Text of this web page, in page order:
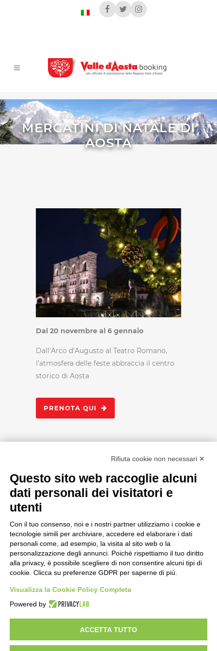
Attiva/disattiva alto contrasto
Attiva/disattiva dimensione testo
MERCATINI DI NATALE DI
AOSTA
Dal 20 novembre al 6 gennaio
Dall’Arco d’Augusto al Teatro Romano,
l’atmosfera delle feste abbraccia il centro
storico di Aosta
PRENOTA QUI
CERCA NEL SITO
Dichiarazione di accessibilità
Rifiuta cookie non necessari ✕
Questo sito web raccoglie alcuni
dati personali dei visitatori e
utenti
Con il tuo consenso, noi e i nostri partner utilizziamo i cookie e
tecnologie simili per archiviare, accedere ed elaborare i dati
personali come, ad esempio, la visita al sito web o la
personalizzazione degli annunci. Poiché rispettiamo il tuo diritto
alla privacy, è possibile scegliere di non consentire alcuni tipi di
cookie. Clicca su preferenze GDPR per saperne di più.
Visualizza la Cookie Policy Completa
Powered by
ACCETTA TUTTO